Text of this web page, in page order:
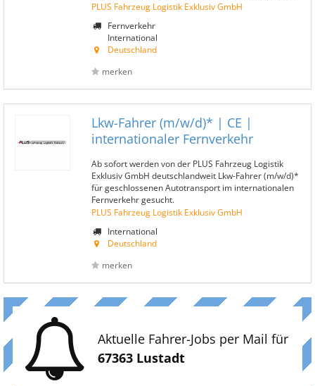
PLUS Fahrzeug Logistik Exklusiv GmbH
Fernverkehr
International
Deutschland
merken
Lkw-Fahrer (m/w/d)* | CE |
internationaler Fernverkehr
Ab sofort werden von der PLUS Fahrzeug Logistik
Exklusiv GmbH deutschlandweit Lkw-Fahrer (m/w/d)*
für geschlossenen Autotransport im internationalen
Fernverkehr gesucht.
PLUS Fahrzeug Logistik Exklusiv GmbH
International
Deutschland
merken
Aktuelle Fahrer-Jobs per Mail für
67363 Lustadt